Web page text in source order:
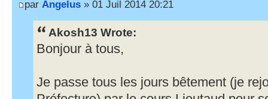
par Angelus » 01 Juil 2014 20:21
Akosh13 Wrote:
Bonjour à tous,
Je passe tous les jours bêtement (je